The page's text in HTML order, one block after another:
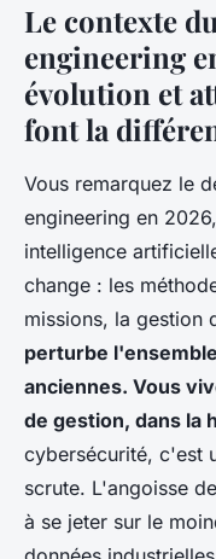
Le contexte
engineering
évolution et
font la
Vous remarquez le
engineering en
intelligence
change : les
missions, la gestion
perturbe
anciennes. Vous
de gestion, dans la
cybersécurité, c'est
scrute. L'angoisse
à se jeter sur le